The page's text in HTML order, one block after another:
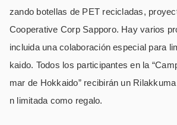
zando botellas de PET recicladas,
Cooperative Corp Sapporo. Hay varios
incluida una colaboración especial para
kaido. Todos los participantes en la
mar de Hokkaido” recibirán un
n limitada como regalo.